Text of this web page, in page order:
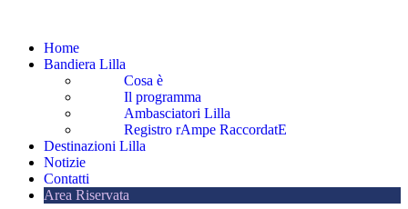
Home
Bandiera Lilla
Cosa è
Il programma
Ambasciatori Lilla
Registro rAmpe RaccordatE
Destinazioni Lilla
Notizie
Contatti
Area Riservata